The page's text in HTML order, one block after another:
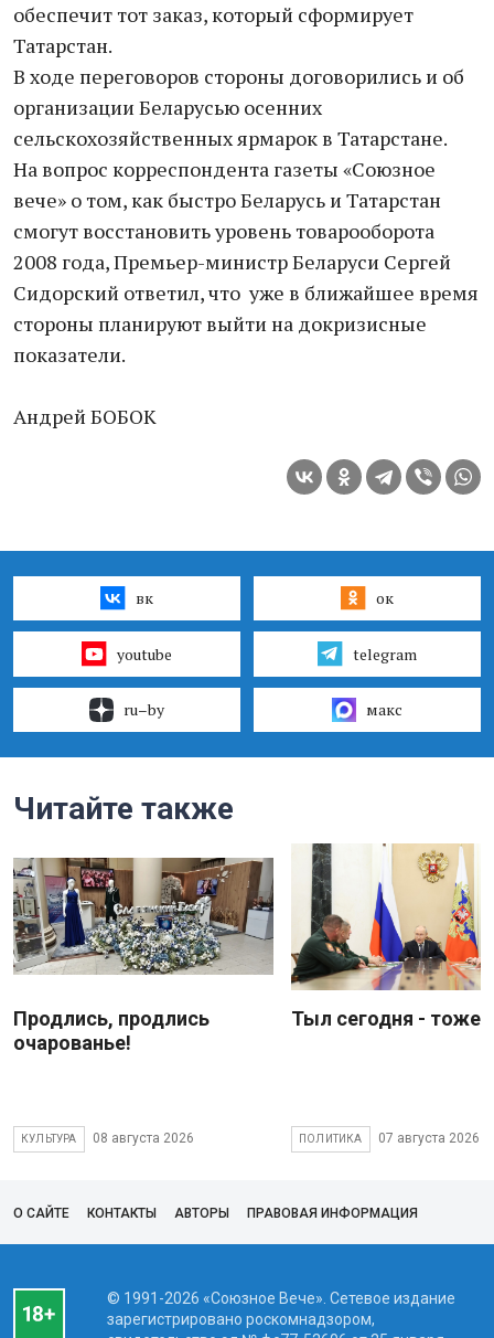
обеспечит тот заказ, который сформирует
Татарстан.
В ходе переговоров стороны договорились и об
организации Беларусью осенних
сельскохозяйственных ярмарок в Татарстане.
На вопрос корреспондента газеты «Союзное
вече» о том, как быстро Беларусь и Татарстан
смогут восстановить уровень товарооборота
2008 года, Премьер-министр Беларуси Сергей
Сидорский ответил, что уже в ближайшее время
стороны планируют выйти на докризисные
показатели.
Андрей БОБОК
вк ок
youtube telegram
ru–by макс
Читайте также
Продлись, продлись
очарованье!
КУЛЬТУРА 08 августа 2026
Тыл сегодня - тоже
ПОЛИТИКА 07 августа 2026
О САЙТЕ КОНТАКТЫ АВТОРЫ ПРАВОВАЯ ИНФОРМАЦИЯ
© 1991-2026 «Союзное Вече». Сетевое издание
зарегистрировано роскомнадзором,